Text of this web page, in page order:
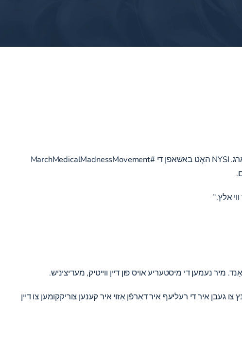
די ספּאָרט פאָקוס אין מאַרץ איז אַ גרויס צייט צו פאַרטראַכטנ זיך אַקוטע און כראָניש שאָדן און אַ מאַנשאַפֿט צוגאַנג צו דיין זאָרג. NYSI האָט באשאפן די #MarchMedicalMadnessMovement
אלץ.”
געבן איר די רעליעף איר דאַרפֿן אַזוי איר קענען צוריקקומען צו דיין